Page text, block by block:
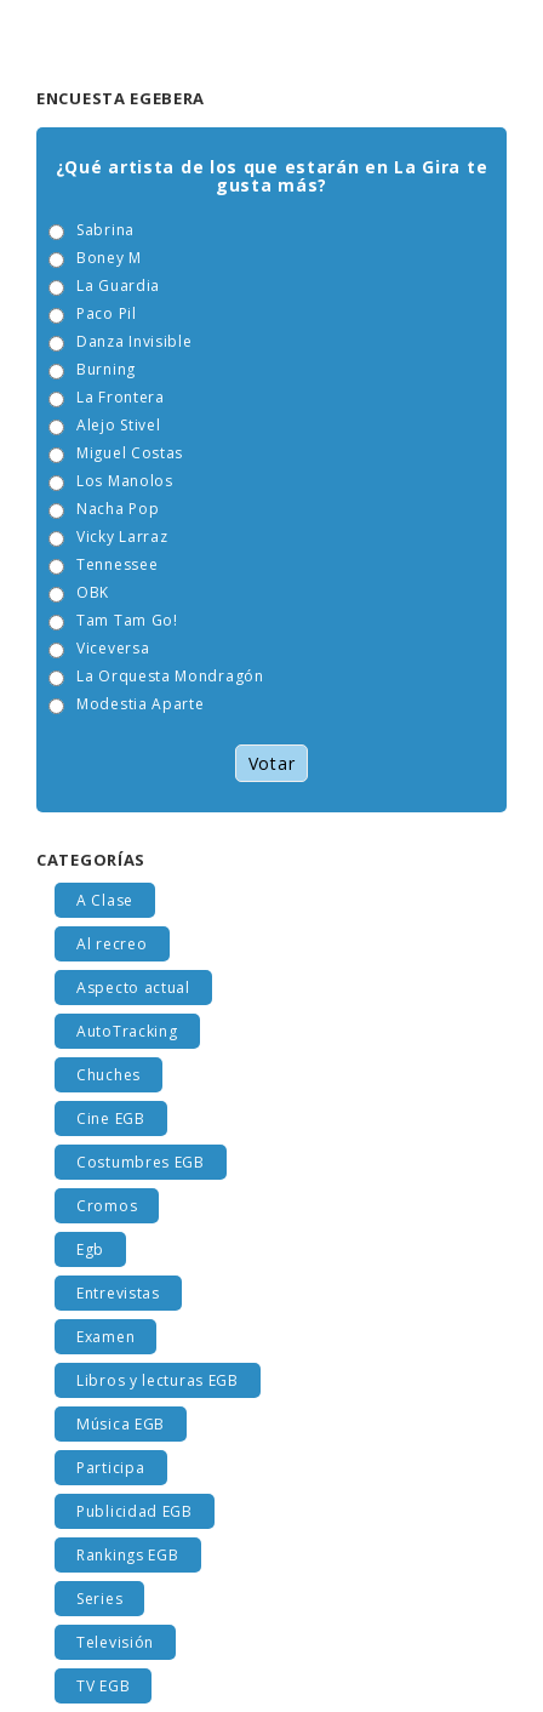
¿Qué artista de los que estarán en La Gira te
gusta más?
Boney M
Burning
Alejo Stivel
Miguel Costas
Nacha Pop
Vicky Larraz
La Orquesta Mondragón
Modestia Aparte
Votar
A Clase
Al recreo
Aspecto actual
AutoTracking
Chuches
Cine EGB
Costumbres EGB
Cromos
Egb
Entrevistas
Examen
Libros y lecturas EGB
Música EGB
Participa
Publicidad EGB
Rankings EGB
Series
Televisión
TV EGB